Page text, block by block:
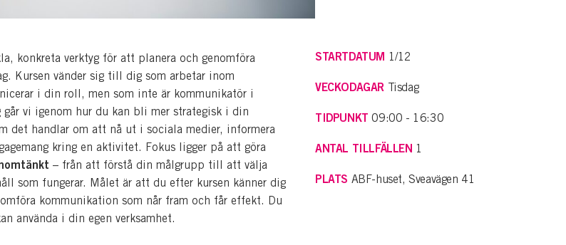
konkreta verktyg för att planera och genomföra
Kursen vänder sig till dig som arbetar inom
i din roll, men som inte är kommunikatör i
vi igenom hur du kan bli mer strategisk i din
det handlar om att nå ut i sociala medier, informera
kring en aktivitet. Fokus ligger på att göra
– från att förstå din målgrupp till att välja
som fungerar. Målet är att du efter kursen känner dig
kommunikation som når fram och får effekt. Du
använda i din egen verksamhet.
STARTDATUM 1/12
VECKODAGAR Tisdag
TIDPUNKT 09:00 - 16:30
ANTAL TILLFÄLLEN 1
PLATS ABF-huset, Sveavägen 41